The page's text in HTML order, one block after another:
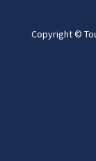
Copyright ©